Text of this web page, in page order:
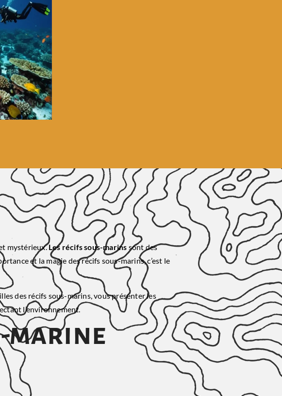
mystérieux.Les récifs sous-marins sont des
et la magie des récifs sous-marins, c’est le
des récifs sous-marins, vous présenter les
l’environnement.
marine